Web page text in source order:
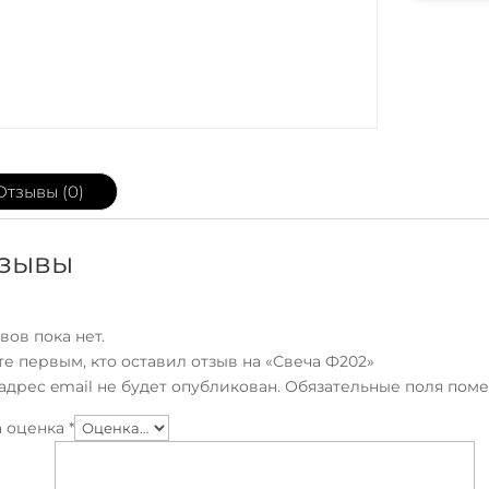
(0)
пока нет.
первым, кто оставил отзыв на «Свеча Ф202»
email не будет опубликован. Обязательные поля
оценка*